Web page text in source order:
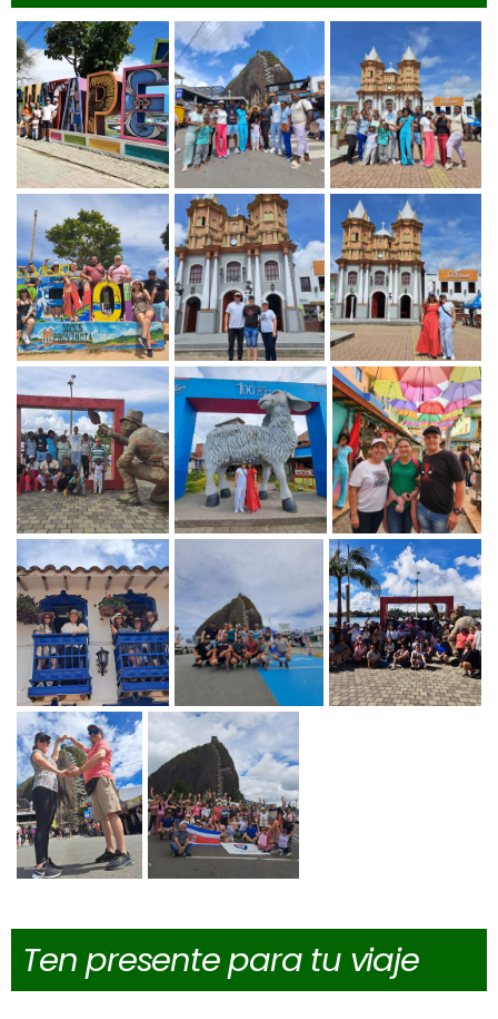
Ten presente para tu viaje